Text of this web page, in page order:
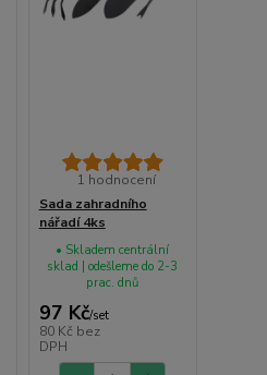
1 hodnocení
Sada zahradního
nářadí 4ks
97 Kč/set
80 Kč bez
DPH
• Skladem centrální
sklad | odešleme do 2-3
prac. dnů